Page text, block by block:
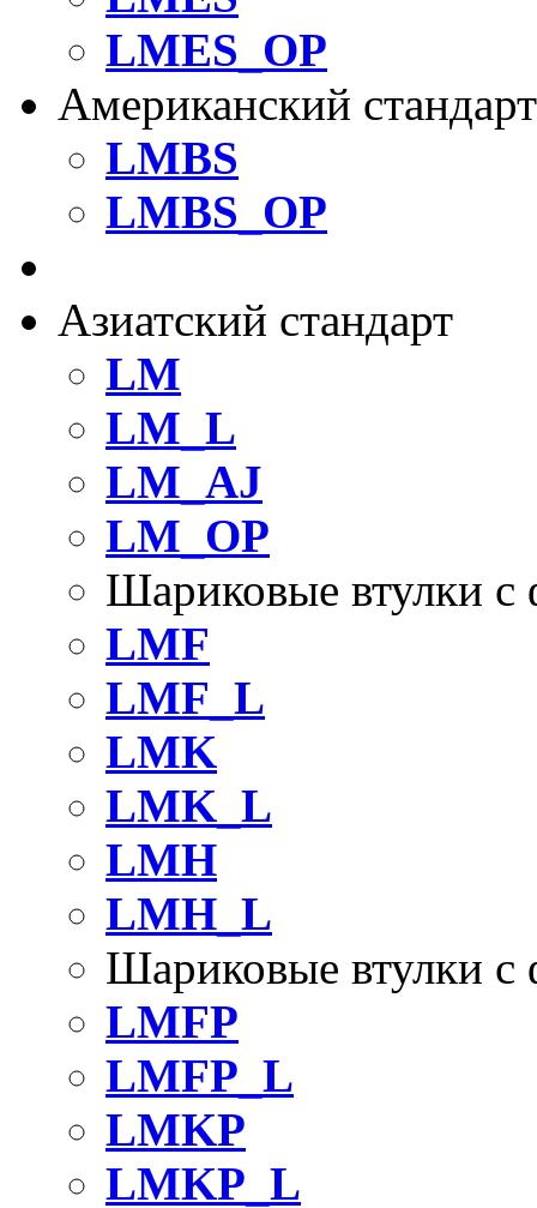
LMES_OP
Американский стандарт
LMBS
LMBS_OP
Азиатский стандарт
LM
LM_L
LM_AJ
LM_OP
Шариковые втулки с
LMF
LMF_L
LMK
LMK_L
LMH
LMH_L
Шариковые втулки
LMFP
LMFP_L
LMKP
LMKP_L